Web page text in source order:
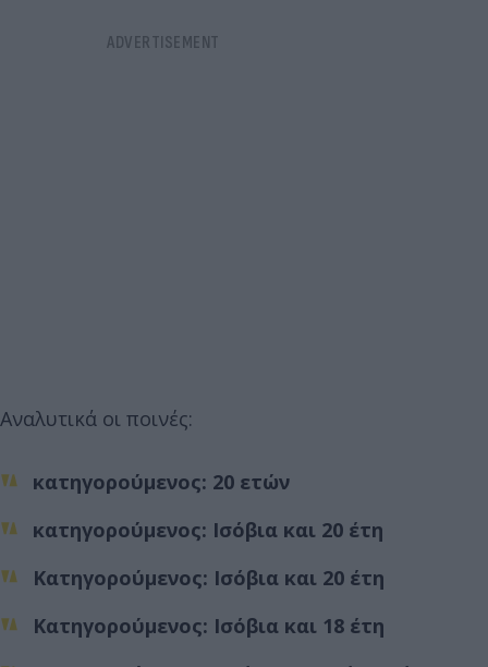
Αναλυτικά οι ποινές:
κατηγορούμενος: 20 ετών
κατηγορούμενος: Ισόβια και 20 έτη
Κατηγορούμενος: Ισόβια και 20 έτη
Κατηγορούμενος: Ισόβια και 18 έτη